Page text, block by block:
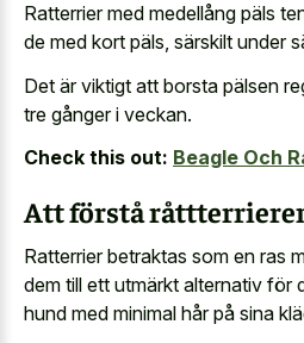
Ratterrier med medellång päls
de med kort päls, särskilt under
Det är viktigt att borsta pälsen
tre gånger i veckan.
Check this out: Beagle Och
Att förstå
Ratterrier betraktas som en ras
dem till ett utmärkt alternativ för
hund med minimal hår på sina